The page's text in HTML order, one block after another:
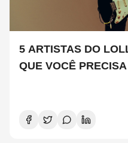
5 ARTISTAS DO
QUE VOCÊ